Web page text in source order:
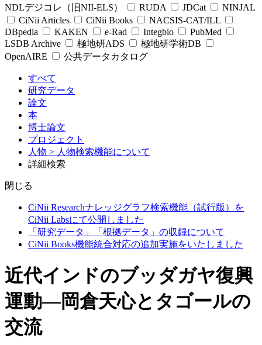
NDLデジコレ（旧NII-ELS）
RUDA JDCat
NINJAL
CiNii Articles
CiNii Books
NACSIS-CAT/ILL
DBpedia
KAKEN e-Rad Integbio
PubMed
LSDB Archive
極地研ADS
極地研学術DB
OpenAIRE
公共データカタログ
すべて
研究データ
論文
本
博士論文
プロジェクト
人物 > 人物検索機能について
詳細検索
閉じる
CiNii Researchナレッジグラフ検索機能（試行版）を
CiNii Labsにて公開しました
「研究データ」「根拠データ」の収録について
CiNii Books機能統合対応の追加実施をいたしました
近代インドのブッダガヤ復興
運動―岡倉天心とタゴールの
交流